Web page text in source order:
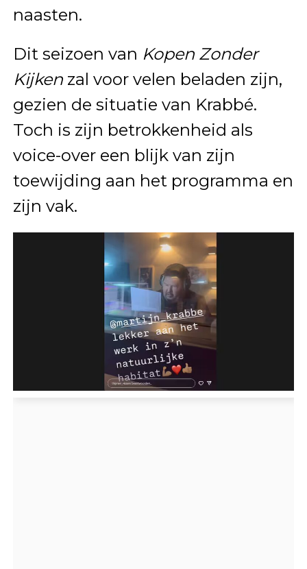
naasten.
Dit seizoen van Kopen Zonder
Kijkenzal voor velen beladen zijn,
gezien de situatie van Krabbé.
Toch is zijn betrokkenheid als
voice-over een blijk van zijn
toewijding aan het programma en
zijn vak.